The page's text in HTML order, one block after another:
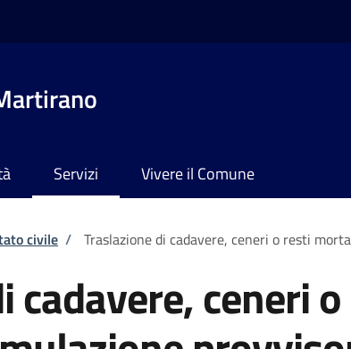
Servizi Vivere il Comune
civile / Traslazione di cadavere, ceneri o resti
cadavere, ceneri